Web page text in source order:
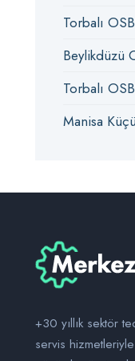
Torbalı
Beylikdüzü
Torbalı
Manisa
+30 yıllık sektör
servis